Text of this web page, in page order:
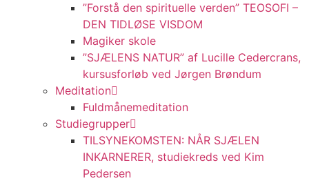
”Forstå den spirituelle verden” TEOSOFI –
DEN TIDLØSE VISDOM
Magiker skole
”SJÆLENS NATUR” af Lucille Cedercrans,
kursusforløb ved Jørgen Brøndum
Meditation
Fuldmånemeditation
Studiegrupper
TILSYNEKOMSTEN: NÅR SJÆLEN
INKARNERER, studiekreds ved Kim
Pedersen